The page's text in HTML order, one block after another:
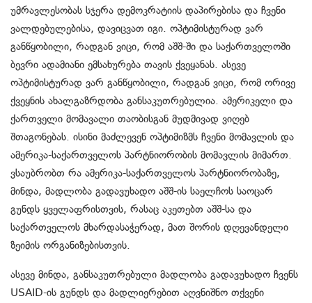
უმრავლესობას სჯერა დემოკრატიის დაპირებისა და ჩვენი
ვალდებულებისა, დავიცვათ იგი. ოპტიმისტურად ვარ
განწყობილი, რადგან ვიცი, რომ აშშ-ში და საქართველოში
ბევრი ადამიანი ემსახურება თავის ქვეყანას. ასევე
ოპტიმისტურად ვარ განწყობილი, რადგან ვიცი, რომ ორივე
ქვეყნის ახალგაზრდობა განსაკუთრებულია. ამერიკელი და
ქართველი მომავალი თაობისგან მუდმივად ვიღებ
შთაგონებას. ისინი მაძლევენ ოპტიმიზმს ჩვენი მომავლის და
ამერიკა-საქართველოს პარტნიორობის მომავლის მიმართ.
ვსაუბრობთ რა ამერიკა-საქართველოს პარტნიორობაზე,
მინდა, მადლობა გადავუხადო აშშ-ის საელჩოს საოცარ
გუნდს ყველაფრისთვის, რასაც აკეთებთ აშშ-სა და
საქართველოს მხარდასაჭერად, მათ შორის დღევანდელი
ზეიმის ორგანიზებისთვის.
ასევე მინდა, განსაკუთრებული მადლობა გადავუხადო ჩვენს
USAID-ის გუნდს და მადლიერებით აღვნიშნო თქვენი